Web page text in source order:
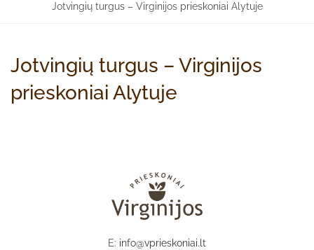
Jotvingių turgus – Virginijos prieskoniai Alytuje
Jotvingių turgus – Virginijos
prieskoniai Alytuje
E: info@vprieskoniai.lt